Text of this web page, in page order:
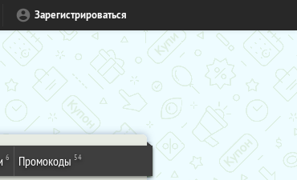
Зарегистрироваться
6 Промокоды 54